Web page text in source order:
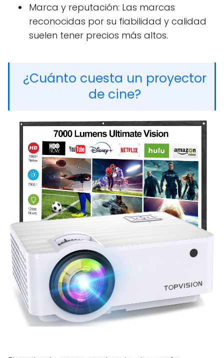
Marca y reputación: Las marcas
reconocidas por su fiabilidad y calidad
suelen tener precios más altos.
¿Cuánto cuesta un proyector
de cine?